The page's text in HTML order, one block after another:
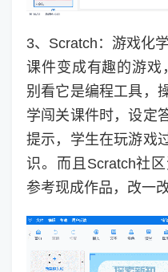
3、Scratch：游戏化
课件变成有趣的游戏
别看它是编程工具，
学闯关课件时，设定
提示，学生在玩游戏
识。而且Scratch社
参考现成作品，改一